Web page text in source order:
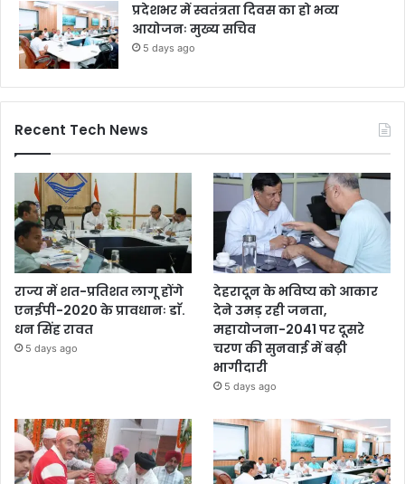
प्रदेशभर में स्वतंत्रता दिवस का हो भव्य
आयोजनः मुख्य सचिव
5 days ago
Recent Tech News
राज्य में शत-प्रतिशत लागू होंगे
एनईपी-2020 के प्रावधानः डाॅ.
धन सिंह रावत
5 days ago
देहरादून के भविष्य को आकार
देने उमड़ रही जनता,
महायोजना-2041 पर दूसरे
चरण की सुनवाई में बढ़ी
भागीदारी
5 days ago